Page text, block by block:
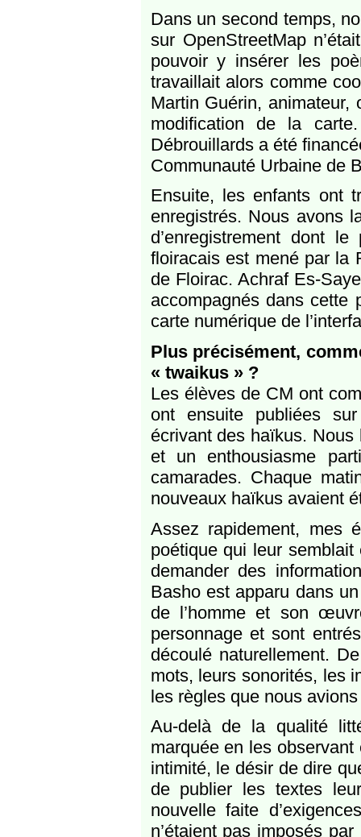
Dans un second temps,
sur OpenStreetMap
pouvoir y insérer les
travaillait alors comme
Martin Guérin,
modification de la
Débrouillards a été
Communauté Urbaine de
Ensuite, les enfants ont
enregistrés. Nous avons
d’enregistrement dont
floiracais est mené par la
de Floirac. Achraf Es-
accompagnés dans
carte numérique de
Plus précisément,
« twaikus » ?
Les élèves de CM ont
ont ensuite publiées
écrivant des haïkus.
et un enthousiasme
camarades. Chaque
nouveaux haïkus avaient
Assez rapidement, mes
poétique qui leur
demander des
Basho est apparu dans
de l’homme et son
personnage et sont
découlé naturellement.
mots, leurs sonorités, les
les règles que nous
Au-delà de la qualité
marquée en les
intimité, le désir de dire
de publier les textes
nouvelle faite
n’étaient pas imposés